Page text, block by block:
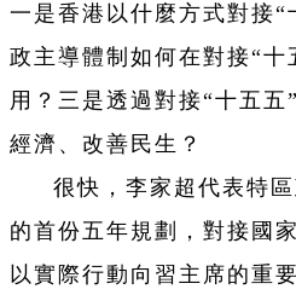
一是香港以什麼方式對接“
政主導體制如何在對接“十
用？三是透過對接“十五五
經濟、改善民生？
很快，李家超代表特
的首份五年規劃，對接國
以實際行動向習主席的重